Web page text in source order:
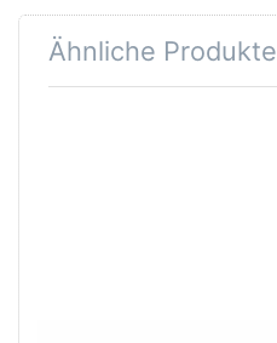
Ähnliche Produkte